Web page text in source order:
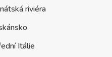
riviéra
Itálie